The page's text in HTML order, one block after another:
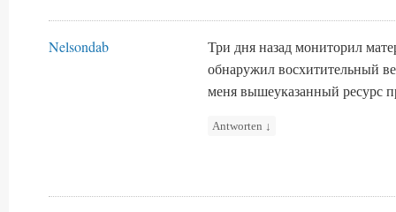
Nelsondab
Три дня назад мониторил
обнаружил восхитительный
меня вышеуказанный ресурс
Antworten ↓